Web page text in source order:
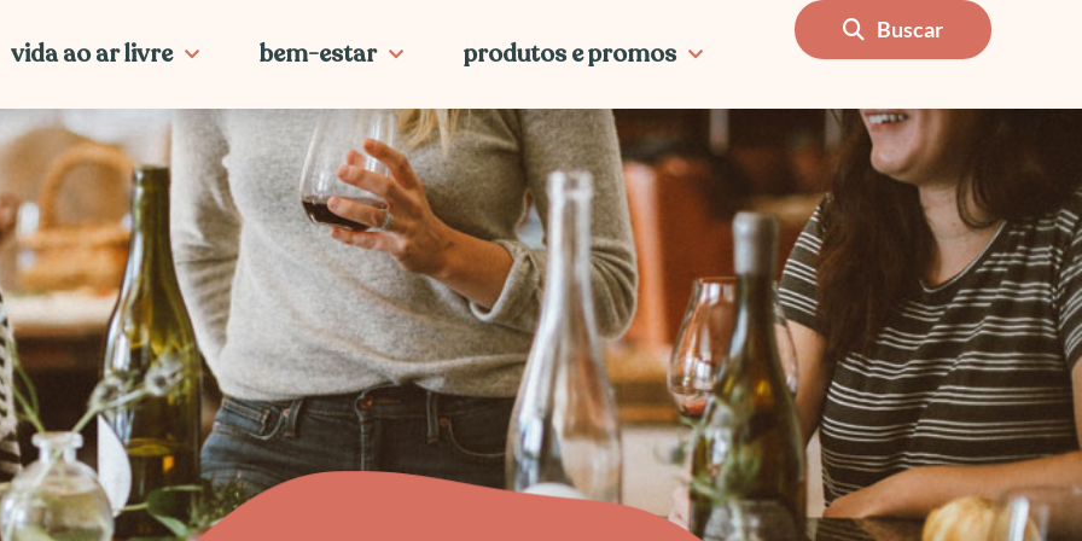
vida ao ar livre bem-estar produtos e promos
Buscar